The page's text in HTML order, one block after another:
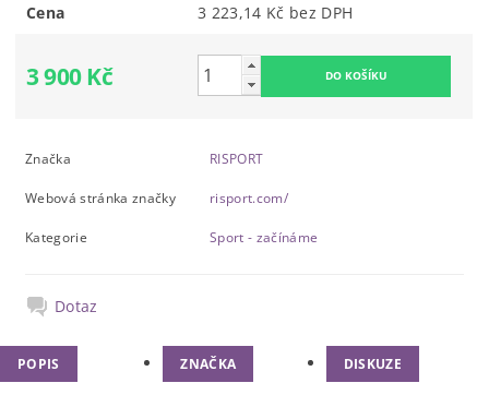
Cena 3 223,14 Kč bez DPH
3 900 Kč
Značka RISPORT
Webová stránka značky risport.com/
Kategorie Sport - začínáme
Dotaz
POPIS ZNAČKA DISKUZE